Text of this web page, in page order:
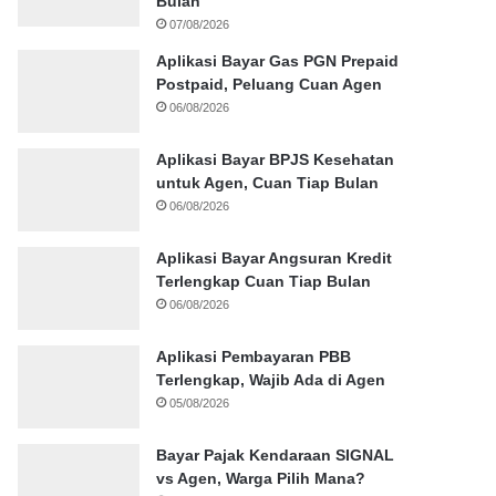
07/08/2026
Aplikasi Bayar Gas PGN Prepaid
Postpaid, Peluang Cuan Agen
06/08/2026
Aplikasi Bayar BPJS Kesehatan
untuk Agen, Cuan Tiap Bulan
06/08/2026
Aplikasi Bayar Angsuran Kredit
Terlengkap Cuan Tiap Bulan
06/08/2026
Aplikasi Pembayaran PBB
Terlengkap, Wajib Ada di Agen
05/08/2026
Bayar Pajak Kendaraan SIGNAL
vs Agen, Warga Pilih Mana?